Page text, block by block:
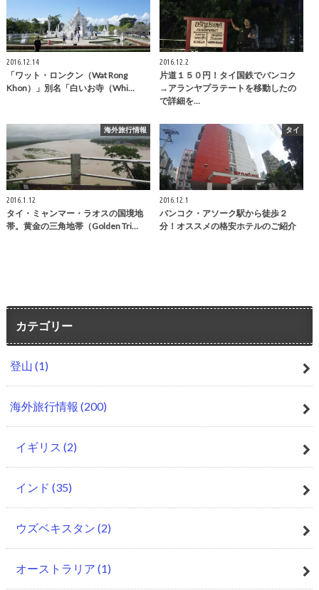
2016.12.14
「ワット・ロンクン（Wat Rong
Khon）」別名「白いお寺（Whi…
2016.12.2
片道１５０円！タイ国鉄でバンコク
→アランヤプラテートを移動したの
で詳細を…
海外旅行情報
2016.1.12
タイ・ミャンマー・ラオスの国境地
帯。黄金の三角地帯（Golden Tri…
タイ
2016.12.1
バンコク・アソーク駅から徒歩２
分！オススメの格安ホテルのご紹介
カテゴリー
登山 (1)
海外旅行情報 (200)
イギリス (2)
インド (35)
ウズベキスタン (2)
オーストラリア (1)